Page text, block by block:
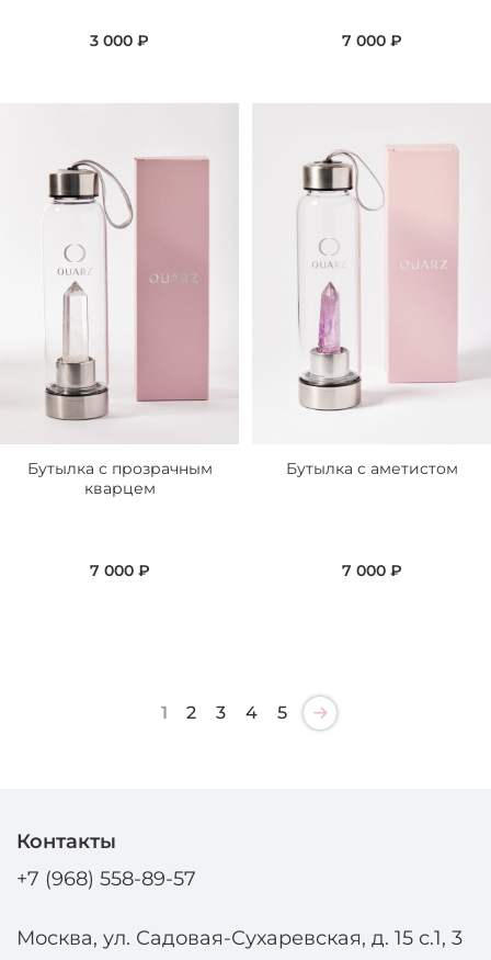
3 000 ₽ 7 000 ₽
Бутылка с прозрачным
кварцем
7 000 ₽
Бутылка с аметистом
7 000 ₽
1 2 3 4 5
Контакты
+7 (968) 558-89-57
Москва, ул. Садовая-Сухаревская, д. 15 с.1, 3